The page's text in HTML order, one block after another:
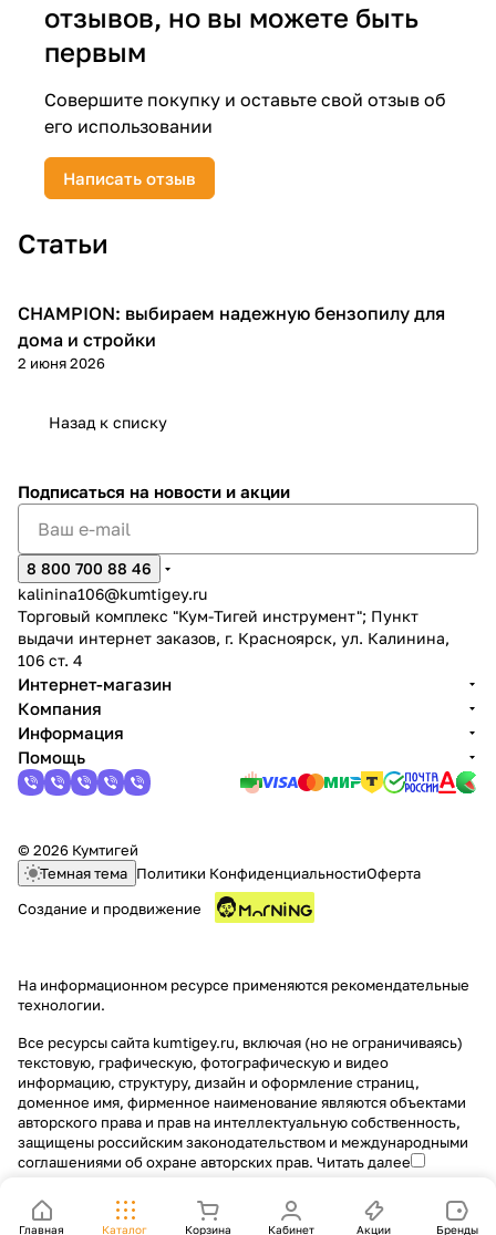
отзывов, но вы можете быть
первым
Совершите покупку и оставьте свой отзыв об
его использовании
Написать отзыв
Статьи
Пилы
CHAMPION: выбираем надежную бензопилу для
дома и стройки
2 июня 2026
Назад к списку
Главная Каталог Корзина Кабинет Акции Бренды
Подписаться на новости и акции
8 800 700 88 46
kalinina106@kumtigey.ru
Торговый комплекс "Кум-Тигей инструмент"; Пункт
выдачи интернет заказов, г. Красноярск, ул. Калинина,
106 ст. 4
Интернет-магазин
Компания
Информация
Помощь
© 2026 Кумтигей
Темная тема Политики КонфиденциальностиОферта
Создание и продвижение
На информационном ресурсе применяются рекомендательные
технологии.
Все ресурсы сайта kumtigey.ru, включая (но не ограничиваясь)
текстовую, графическую, фотографическую и видео
информацию, структуру, дизайн и оформление страниц,
доменное имя, фирменное наименование являются объектами
авторского права и прав на интеллектуальную собственность,
защищены российским законодательством и международными
соглашениями об охране авторских прав. Читать далее